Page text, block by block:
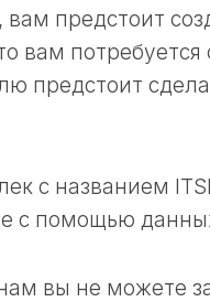
предстоит
вам
предстоит
с названием
с помощью
вы не можете